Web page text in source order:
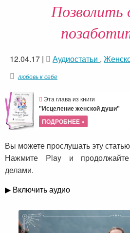
Позволить
12.04.17 | Аудиостатьи ,
любовь к себе
Эта глава из книги
"Исцеление женской души"
ПОДРОБНЕЕ »
Вы можете прослушать эту
Нажмите Play и
делами.
▶ Включить аудио